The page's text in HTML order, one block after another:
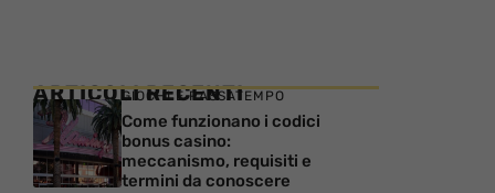
ARTICOLI RECENTI
GIOCHI E PASSATEMPO
Come funzionano i codici
bonus casino:
meccanismo, requisiti e
termini da conoscere